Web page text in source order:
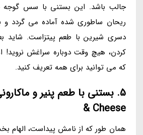
جالب باشد. این بستنی با سس گوجه
ریحان ساطوری شده آماده می گردد و
دسری شیرین با طعم پیتزاست. شاید
کردن، هیچ وقت دوباره سراغش نروید!
که می توانید برای همه تعریف کنید.
& Cheese
همان طور که از نامش پیداست، الهام